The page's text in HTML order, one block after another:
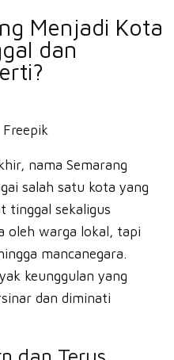
Menjadi Kota
dan
Freepik
nama Semarang
salah satu kota yang
tinggal sekaligus
oleh warga lokal, tapi
mancanegara.
keunggulan yang
dan diminati